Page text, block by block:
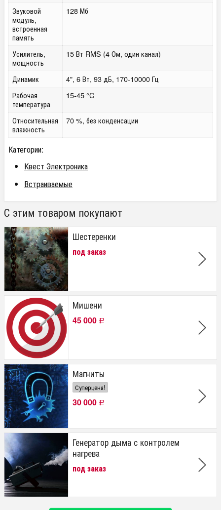
Звуковой
модуль,
встроенная
память
128 Мб
Усилитель,
мощность
15 Вт RMS (4 Ом, один канал)
Динамик
4", 6 Вт, 93 дБ, 170-10000 Гц
Рабочая
температура
15-45 °C
Относительная
влажность
70 %, без конденсации
Категории:
Квест Электроника
Встраиваемые
С этим товаром покупают
Шестеренки
под заказ
Мишени
45 000 Р
Магниты
Суперцена!
30 000 Р
Генератор дыма с контролем
нагрева
под заказ